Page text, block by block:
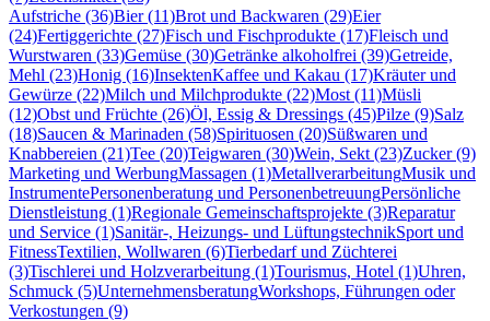
Aufstriche (36)Bier (11)Brot und Backwaren (29)Eier
(24)Fertiggerichte (27)Fisch und Fischprodukte (17)Fleisch und
Wurstwaren (33)Gemüse (30)Getränke alkoholfrei (39)Getreide,
Mehl (23)Honig (16)InsektenKaffee und Kakau (17)Kräuter und
Gewürze (22)Milch und Milchprodukte (22)Most (11)Müsli
(12)Obst und Früchte (26)Öl, Essig & Dressings (45)Pilze (9)Salz
(18)Saucen & Marinaden (58)Spirituosen (20)Süßwaren und
Knabbereien (21)Tee (20)Teigwaren (30)Wein, Sekt (23)Zucker (9)
Marketing und WerbungMassagen (1)MetallverarbeitungMusik und
InstrumentePersonenberatung und PersonenbetreuungPersönliche
Dienstleistung (1)Regionale Gemeinschaftsprojekte (3)Reparatur
und Service (1)Sanitär-, Heizungs- und LüftungstechnikSport und
FitnessTextilien, Wollwaren (6)Tierbedarf und Züchterei
(3)Tischlerei und Holzverarbeitung (1)Tourismus, Hotel (1)Uhren,
Schmuck (5)UnternehmensberatungWorkshops, Führungen oder
Verkostungen (9)